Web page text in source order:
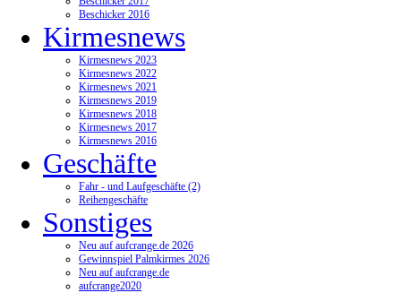
Beschicker 2016
Kirmesnews
Kirmesnews 2023
Kirmesnews 2022
Kirmesnews 2021
Kirmesnews 2019
Kirmesnews 2018
Kirmesnews 2017
Kirmesnews 2016
Geschäfte
Fahr - und Laufgeschäfte (2)
Reihengeschäfte
Sonstiges
Neu auf aufcrange.de 2026
Gewinnspiel Palmkirmes 2026
Neu auf aufcrange.de
aufcrange2020